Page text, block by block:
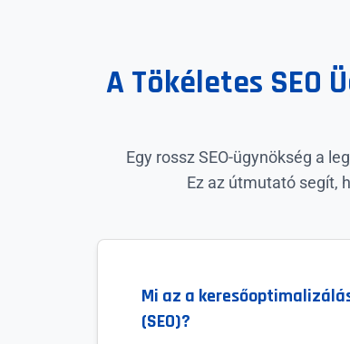
A Tökéletes SEO
Egy rossz SEO-ügynökség a
Ez az útmutató segít,
Mi az a
(SEO)?